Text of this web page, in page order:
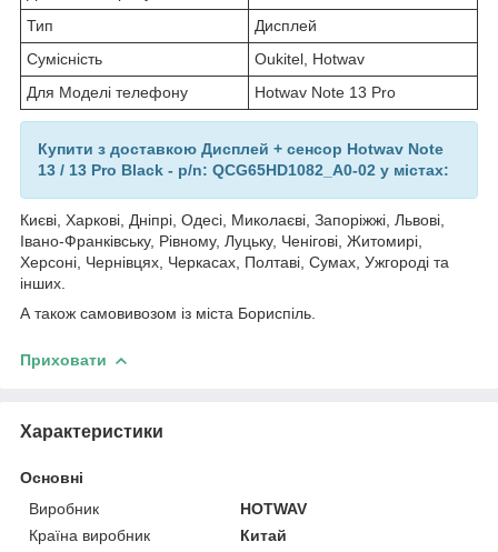
Тип
Дисплей
Сумісність
Oukitel, Hotwav
Для Моделі телефону
Hotwav Note 13 Pro
Купити з доставкою Дисплей + сенсор Hotwav Note
13 / 13 Pro Black - p/n: QCG65HD1082_A0-02 у містах:
Києві, Харкові, Дніпрі, Одесі, Миколаєві, Запоріжжі, Львові,
Івано-Франківську, Рівному, Луцьку, Ченігові, Житомирі,
Херсоні, Чернівцях, Черкасах, Полтаві, Сумах, Ужгороді та
інших.
А також самовивозом із міста Бориспіль.
Приховати
Характеристики
Основні
Виробник
HOTWAV
Країна виробник
Китай